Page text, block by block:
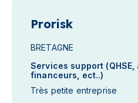
Prorisk
BRETAGNE
Services support
financeurs, ect..)
Très petite entreprise